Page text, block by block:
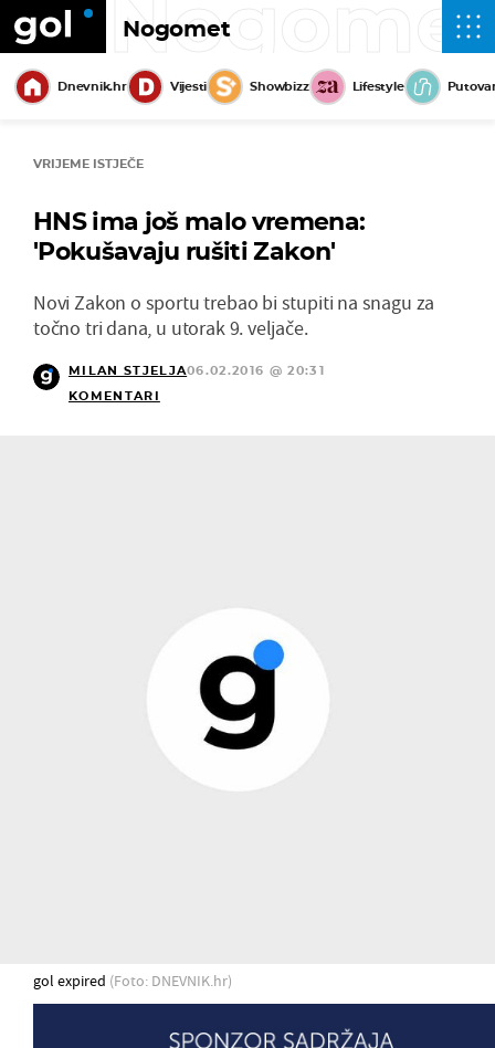
Nogomet
Dnevnik.hr Vijesti Showbizz Lifestyle
VRIJEME ISTJEČE
HNS ima još malo vremena:
'Pokušavaju rušiti Zakon'
Novi Zakon o sportu trebao bi stupiti na snagu za
točno tri dana, u utorak 9. veljače.
MILAN STJELJA06.02.2016 @ 20:31
KOMENTARI
gol expired (Foto: DNEVNIK.hr)